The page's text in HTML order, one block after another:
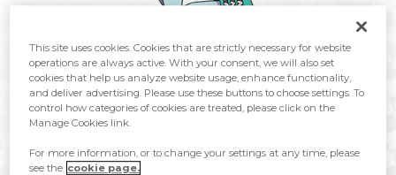
Sania ist die Enkelin von Professor Magnolica und seit Kindheitstagen
mit Delion befreundet. Sie ist eine junge Wissenschaftlerin, die als
This site uses cookies. Cookies that are strictly necessary for website
operations are always active. With your consent, we will also set
cookies that help us analyze website usage, enhance functionality,
and deliver advertising. Please use these buttons to choose settings. To
control how categories of cookies are treated, please click on the
Manage Cookies link.
For more information, or to change your settings at any time, please
see the cookie page.